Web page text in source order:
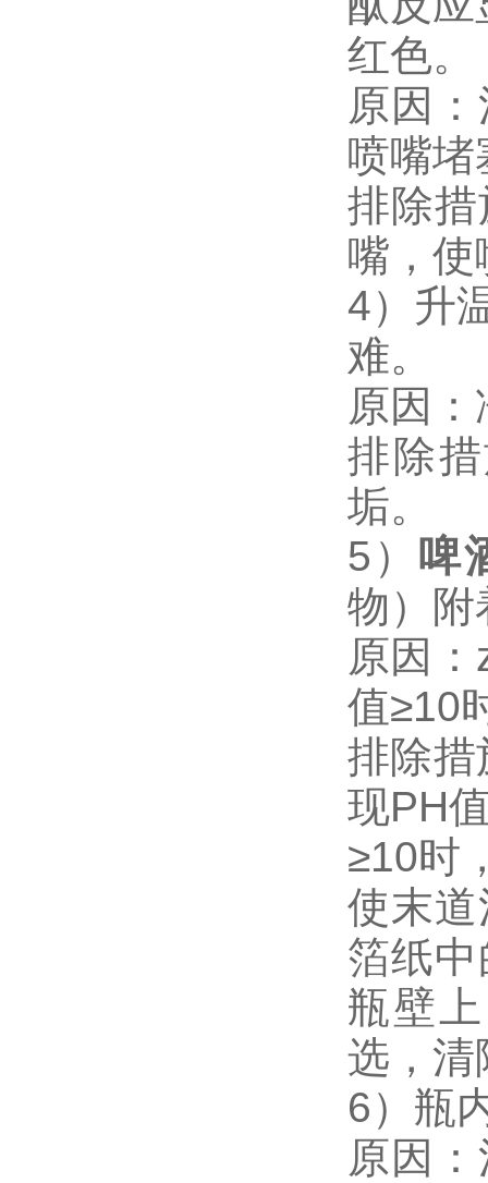
红色。
原因
喷嘴堵
排除
嘴，使
4）升
难。
原因
排除
垢。
5） 啤
物）附
原因
值≥10
排除措
现PH
≥10时
使末
箔纸
瓶壁
选，清
6）瓶
原因